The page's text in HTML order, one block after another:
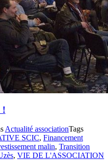
!
Actualité associationTags
SCIC, Financement
malin, Transition
, VIE DE L'ASSOCIATION